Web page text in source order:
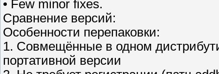
• Few minor fixes.
Сравнение версий:
Особенности перепаковки:
1. Совмещённые в одном
портативной версии